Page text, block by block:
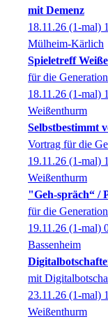
mit Demenz
18.11.26 (1-mal)
Mülheim-Kärlich
Spieletreff
für die
18.11.26 (1-mal)
Weißenthurm
Selbstbestimmt
Vortrag für die
19.11.26 (1-mal)
Weißenthurm
"Geh-spräch“ /
für die
19.11.26 (1-mal)
Bassenheim
mit
23.11.26 (1-mal)
Weißenthurm